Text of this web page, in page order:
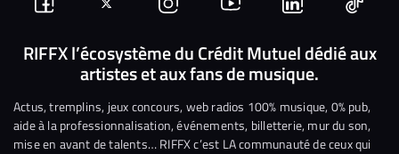
Suivez-
nous
Facebook
Suivez-
nous
sur
Twitter
Nous
rejoindre
sur
Instagram
Nous
rejoindre
sur
YouTube
Nous
rejoindre
sur
Linkedin
Nous
RIFFX l’écosystème du Crédit Mutuel dédié aux
artistes et aux fans de musique.
Actus, tremplins, jeux concours, web radios 100% musique, 0% pub,
aide à la professionnalisation, événements, billetterie, mur du son,
mise en avant de talents… RIFFX c’est LA communauté de ceux qui